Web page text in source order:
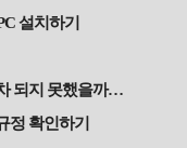
설치하기
되지 못했을까…
정 확인하기